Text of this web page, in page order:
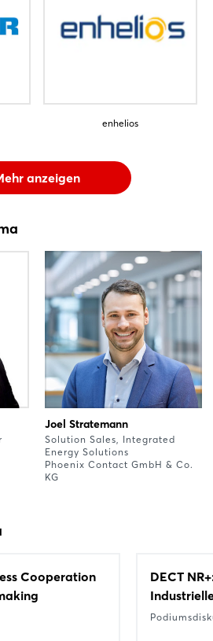
enhelios
anzeigen
Joel Stratemann
Solution Sales, Integrated
Energy Solutions
Phoenix Contact GmbH & Co.
KG
Cooperation
DECT